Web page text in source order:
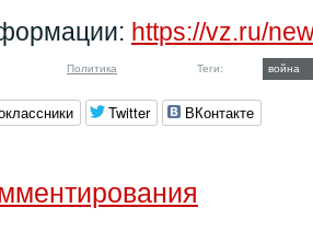
https://vz.ru/
Политика Теги: война
Twitter ВКонтакте